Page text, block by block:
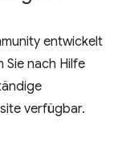
entwickelt
Sie nach Hilfe
verfügbar.